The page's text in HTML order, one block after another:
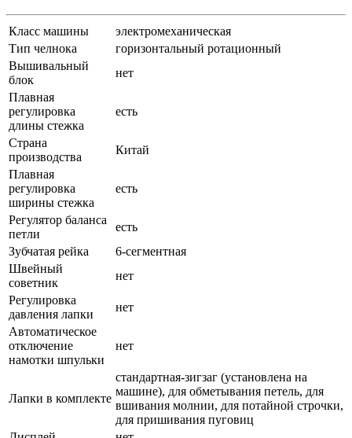
Класс машины
электромеханическая
Тип челнока
горизонтальный ротационный
Вышивальный
блок
нет
Плавная
регулировка
длины стежка
есть
Страна
производства
Китай
Плавная
регулировка
ширины стежка
есть
Регулятор баланса
петли
есть
Зубчатая рейка
6-сегментная
Швейный
советник
нет
Регулировка
давления лапки
нет
Автоматическое
отключение
намотки шпульки
нет
Лапки в комплекте
стандартная-зигзаг (установлена на
машине), для обметывания петель, для
вшивания молнии, для потайной строчки,
для пришивания пуговиц